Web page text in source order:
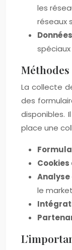
les
réseaux
La collecte
des
disponibles.
place une
Analyse
le